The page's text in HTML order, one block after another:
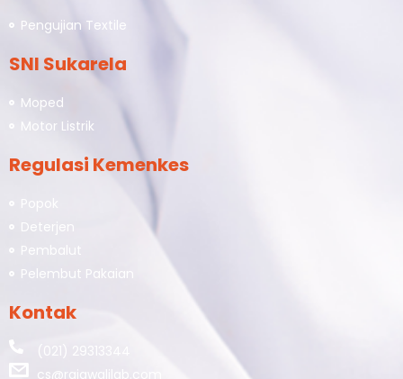
Pengujian Textile
SNI Sukarela
Moped
Motor Listrik
Regulasi Kemenkes
Popok
Deterjen
Pembalut
Pelembut Pakaian
Kontak
(021) 29313344
cs@rajawalilab.com